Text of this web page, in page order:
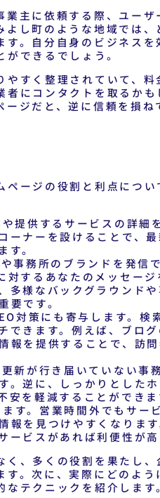
主に依頼する際、ユーザ
し町のような地域では、
。自分自身のビジネスを
できるでしょう。
すく整理されていて、料
にコンタクトを取るかも
ジだと、逆に信頼を損ね
ージの役割と利点につい
提供するサービスの詳細
ーナーを設けることで、
す。
事務所のブランドを発信
対するあなたのメッセージ
多様なバックグラウンド
要です。
対策にも寄与します。検
できます。例えば、ブロ
報を提供することで、訪
新が行き届いていない事
。逆に、しっかりとした
を軽減することができま
す。営業時間外でもサー
報を見つけやすくなりま
ビスがあれば利便性が高
、多くの役割を果たし、
。次に、実際にどのよう
テクニックを紹介します